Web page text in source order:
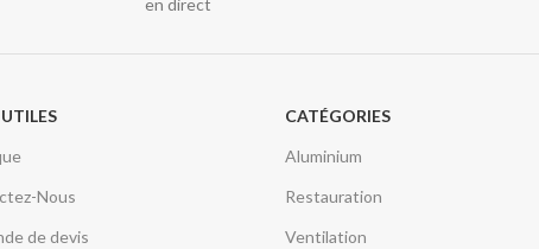
en direct
Nous
de devis
CATÉGORIES
Aluminium
Restauration
Ventilation